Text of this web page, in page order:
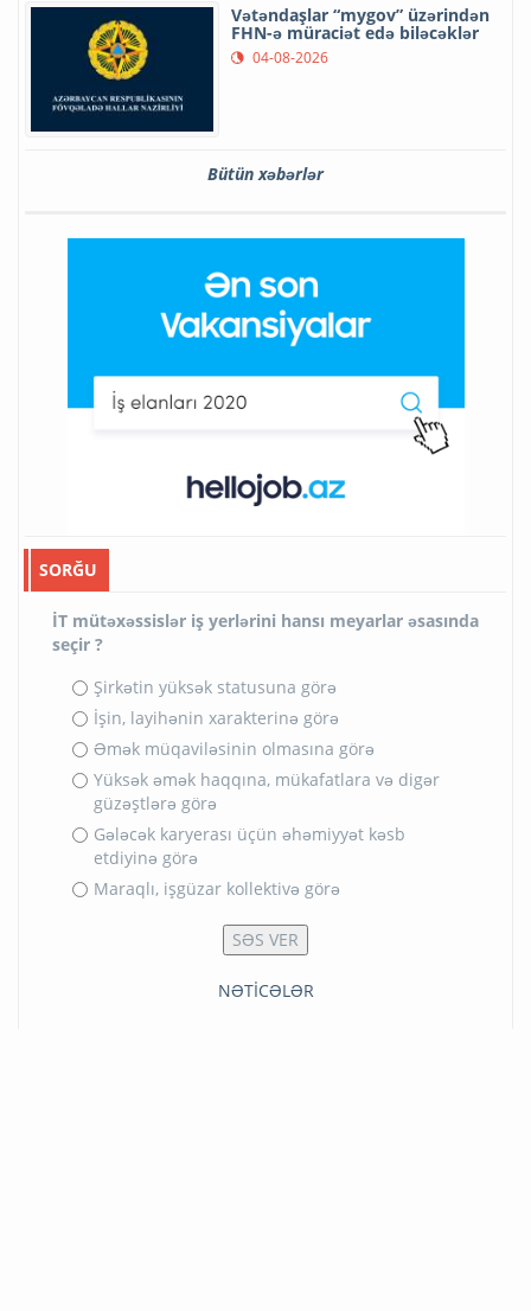
Vətəndaşlar “mygov” üzərindən
FHN-ə müraciət edə biləcəklər
04-08-2026
Bütün xəbərlər
SORĞU
İT mütəxəssislər iş yerlərini hansı meyarlar əsasında
seçir ?
Şirkətin yüksək statusuna görə
İşin, layihənin xarakterinə görə
Əmək müqaviləsinin olmasına görə
Yüksək əmək haqqına, mükafatlara və digər
güzəştlərə görə
Gələcək karyerası üçün əhəmiyyət kəsb
etdiyinə görə
Maraqlı, işgüzar kollektivə görə
NƏTİCƏLƏR